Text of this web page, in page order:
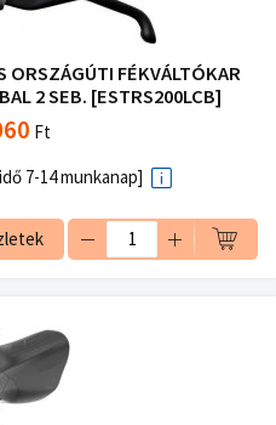
ORSZÁGÚTI FÉKVÁLTÓKAR
2 SEB. [ESTRS200LCB]
Ft
7-14 munkanap]